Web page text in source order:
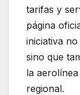
tarifas y
página
iniciativa
sino que
la
regional.